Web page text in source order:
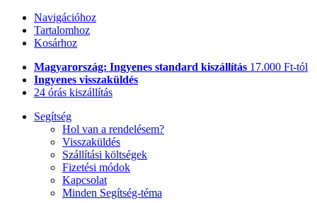
Navigációhoz
Tartalomhoz
Kosárhoz
Magyarország: Ingyenes standard kiszállítás 17.000 Ft-tól
Ingyenes visszaküldés
24 órás kiszállítás
Segítség
Hol van a rendelésem?
Visszaküldés
Szállítási költségek
Fizetési módok
Kapcsolat
Minden Segítség-téma